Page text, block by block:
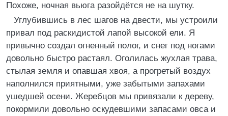
Похоже, ночная вьюга разойдётся не на шутку.
Углубившись в лес шагов на двести, мы устроили
привал под раскидистой лапой высокой ели. Я
привычно создал огненный полог, и снег под ногами
довольно быстро растаял. Оголилась жухлая трава,
стылая земля и опавшая хвоя, а прогретый воздух
наполнился приятными, уже забытыми запахами
ушедшей осени. Жеребцов мы привязали к дереву,
покормили довольно оскудевшими запасами овса и